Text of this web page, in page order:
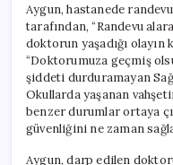
Aygun, hastanede
tarafından, “Randevu
doktorun yaşadığı
“Doktorumuza geçmiş
şiddeti durduramayan
Okullarda yaşanan
benzer durumlar ortaya
güvenliğini ne zaman
Aygun, darp edilen